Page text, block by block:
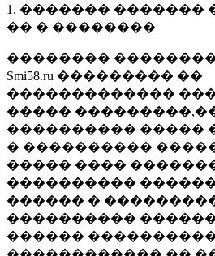
1. ������� �������
�� � ��������
��������
Smi58.ru ��������� ��
�������������
�����
���������� �����
� ����������
����� ����
����������
������ �
����������
������